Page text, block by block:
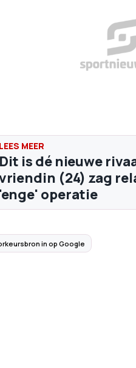
Dit is dé nieuwe
(24) zag
'enge' operatie
in op Google